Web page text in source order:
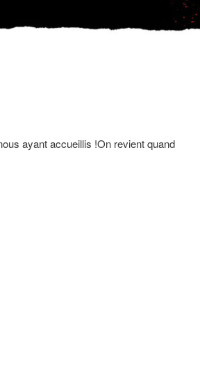
ayant accueillis !On revient quand